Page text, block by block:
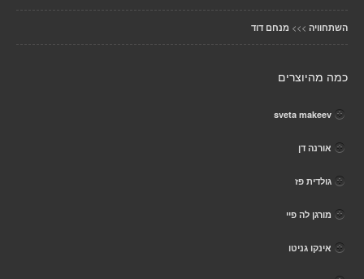
השתחוויה >>> מנחם דוד
כמה מהיוצרים
sveta makeev
אורנה דן
גולדית פז
מורגן לה פיי
אינקו גניטו